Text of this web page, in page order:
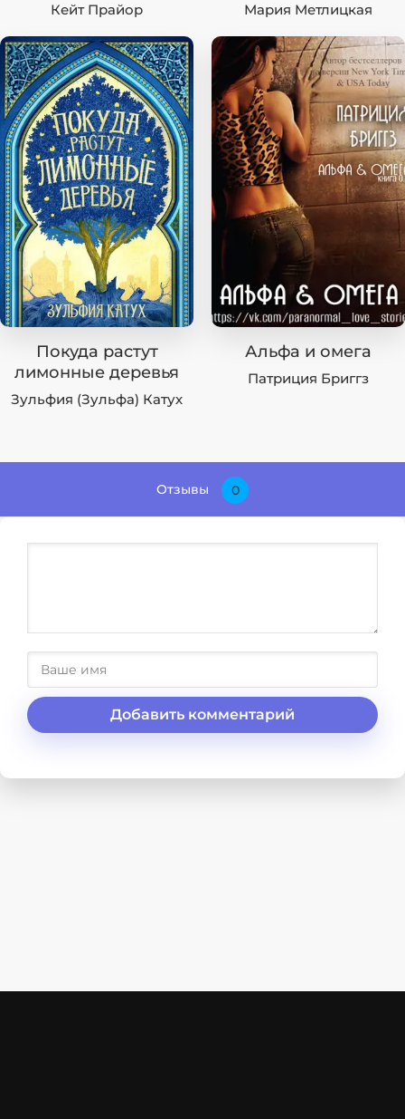
Кейт Прайор Мария Метлицкая
Покуда растут
лимонные деревья
Зульфия (Зульфа) Катух
Альфа и омега
Патриция Бриггз
Отзывы 0
Добавить комментарий